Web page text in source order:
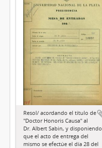
Resol/ acordando el título de
"Doctor Honoris Causa" al
Dr. Albert Sabin, y disponiendo
que el acto de entrega del
mismo se efectúe el día 28 del